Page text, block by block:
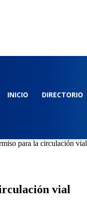
INICIO DIRECTORIO
para la circulación vial
vial